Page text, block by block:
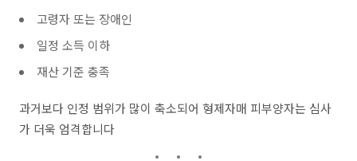
고령자 또는 장애인
일정 소득 이하
재산 기준 충족
과거보다 인정 범위가 많이 축소되어 형제자매 피부양자는 심사
가 더욱 엄격합니다